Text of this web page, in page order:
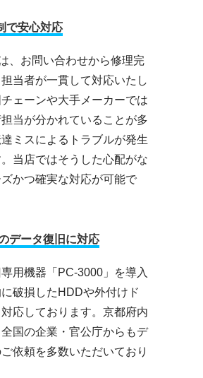
で安心対応
、お問い合わせから修理完
当者が一貫して対応いたし
ェーンや大手メーカーでは
当が分かれていることが多
達ミスによるトラブルが発生
当店ではそうした心配がな
ズかつ確実な対応が可能で
データ復旧に対応
用機器「PC-3000」を導入
破損したHDDや外付けド
応しております。京都府内
国の企業・官公庁からもデ
依頼を多数いただいており